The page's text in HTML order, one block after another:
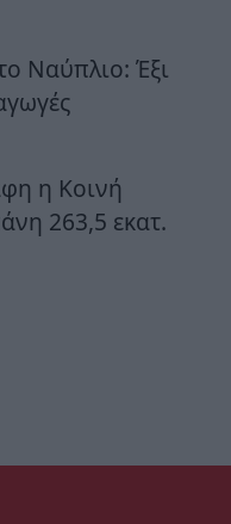
Ναύπλιο: Έξι
η Κοινή
263,5 εκατ.